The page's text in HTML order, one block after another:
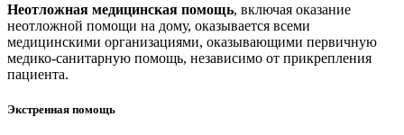
Неотложная медицинская помощь, включая оказание
неотложной помощи на дому, оказывается всеми
медицинскими организациями, оказывающими первичную
медико-санитарную помощь, независимо от прикрепления
пациента.
Экстренная помощь